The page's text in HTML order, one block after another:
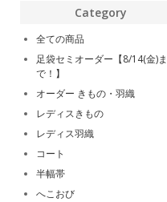
Category
全ての商品
足袋セミオーダー【8/14(金)ま
で！】
オーダー きもの・羽織
レディスきもの
レディス羽織
コート
半幅帯
へこおび